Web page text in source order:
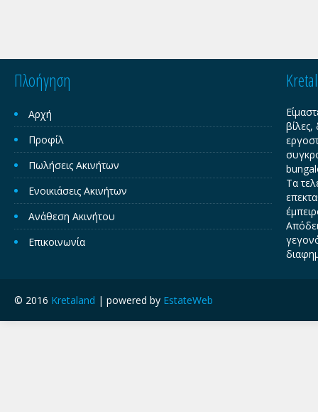
Πλοήγηση
Αρχή
Προφίλ
Πωλήσεις Ακινήτων
Ενοικιάσεις Ακινήτων
Ανάθεση Ακινήτου
Επικοινωνία
βίλες,
Τα
© 2016 Kretaland | powered by EstateWeb